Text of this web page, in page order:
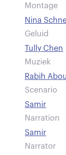
Montage
Nina
Geluid
Tully Chen
Muziek
Rabih
Scenario
Samir
Narration
Samir
Narrator